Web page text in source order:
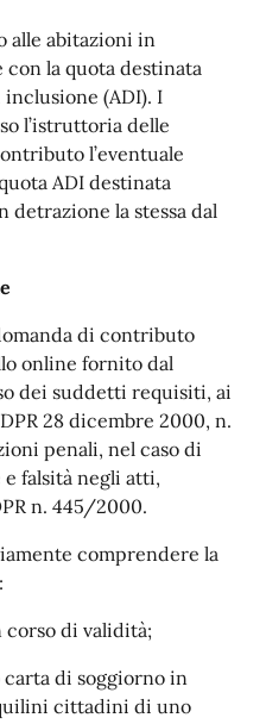
alle abitazioni in
la quota destinata
inclusione (ADI). I
l’istruttoria delle
l’eventuale
ADI destinata
detrazione la stessa dal
di contributo
online fornito dal
dei suddetti requisiti, ai
28 dicembre 2000, n.
penali, nel caso di
falsità negli atti,
n. 445/2000.
comprendere la
di validità;
carta di soggiorno in
cittadini di uno